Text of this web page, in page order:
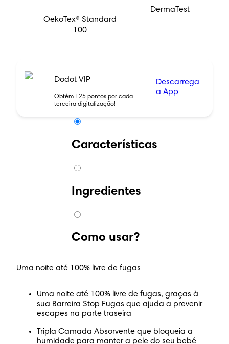
OekoTex® Standard
100
DermaTest
Dodot VIP
Obtém 125 pontos por cada
terceira digitalização!
Descarrega
a App
Características
Ingredientes
Como usar?
Uma noite até 100% livre de fugas
Uma noite até 100% livre de fugas, graças à
sua Barreira Stop Fugas que ajuda a prevenir
escapes na parte traseira
Tripla Camada Absorvente que bloqueia a
humidade para manter a pele do seu bebé